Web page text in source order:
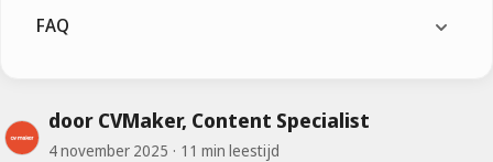
door CVMaker, Content Specialist
4 november 2025 11 min leestijd
FAQ